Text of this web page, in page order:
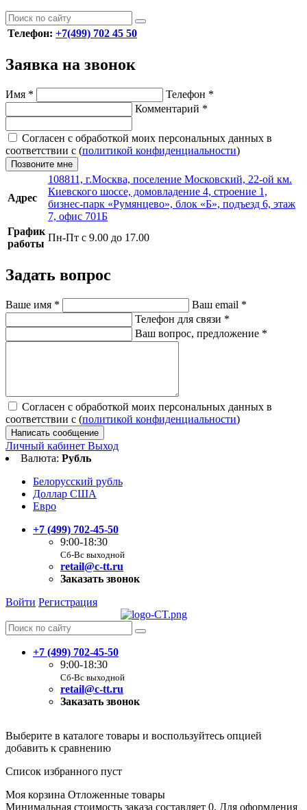
Телефон: +7(499) 702 45 50
Заявка на звонок
Имя * Телефон *
Комментарий *
Согласен с обработкой моих персональных данных в
соответствии с (политикой конфиденциальности)
Позвоните мне
Адрес
108811, г.Москва, поселение Московский, 22-ой км.
Киевского шоссе, домовладение 4, строение 1,
бизнес-парк «Румянцево», блок «Б», подъезд 6, этаж
7, офис 701Б
График
работы
Пн-Пт с 9.00 до 17.00
Задать вопрос
Ваше имя * Ваш email *
Телефон для связи *
Ваш вопрос, предложение *
Согласен с обработкой моих персональных данных в
соответствии с (политикой конфиденциальности)
Написать сообщение
Личный кабинет Выход
Валюта: Рубль
Белорусский рубль
Доллар США
Евро
+7 (499) 702-45-50
9:00-18:30
Сб-Вс выходной
retail@c-tt.ru
Заказать звонок
Войти Регистрация
+7 (499) 702-45-50
9:00-18:30
Сб-Вс выходной
retail@c-tt.ru
Заказать звонок
Выберите в каталоге товары и воспользуйтесь опцией
добавить к сравнению
Список избранного пуст
Моя корзина Отложенные товары
Минимальная стоимость заказа составляет 0. Для оформления